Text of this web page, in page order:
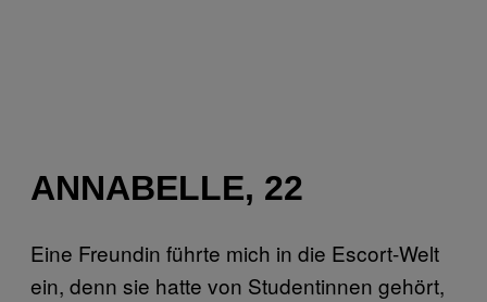
ANNABELLE, 22
Eine Freundin führte mich in die Escort-Welt
ein, denn sie hatte von Studentinnen gehört,